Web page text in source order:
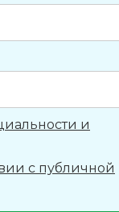
и
с публичной